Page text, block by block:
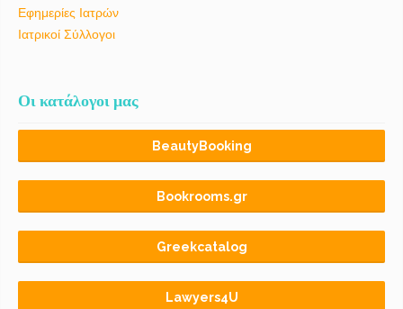
Εφημερίες Ιατρών
Ιατρικοί Σύλλογοι
Οι κατάλογοι μας
BeautyBooking
Bookrooms.gr
Greekcatalog
Lawyers4U